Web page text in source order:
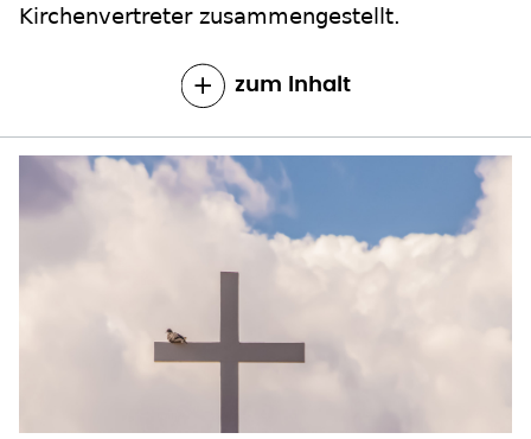
Kirchenvertreter zusammengestellt.
zum Inhalt